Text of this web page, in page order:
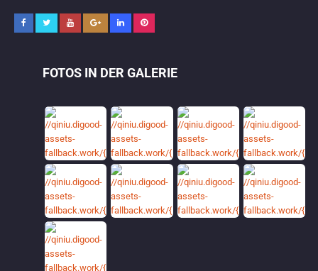
FOTOS IN DER GALERIE